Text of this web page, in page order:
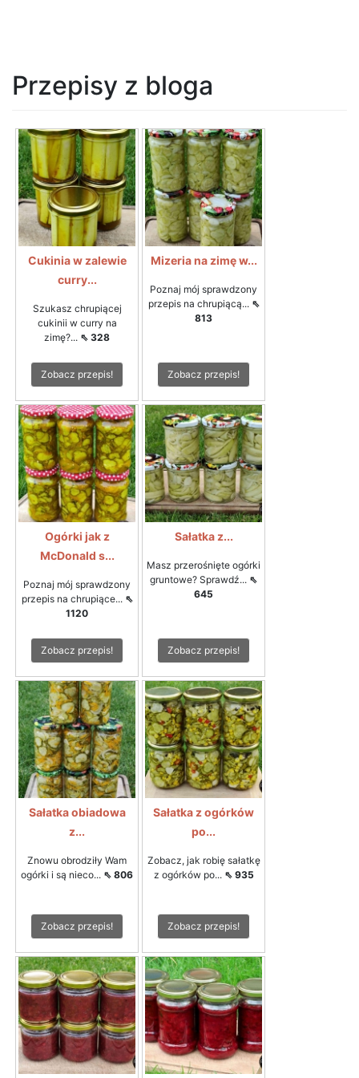
Przepisy z bloga
Cukinia w zalewie
curry...
Szukasz chrupiącej
cukinii w curry na
zimę?... ⇖ 328
Zobacz przepis!
Mizeria na zimę w...
Poznaj mój sprawdzony
przepis na chrupiącą... ⇖
813
Zobacz przepis!
Ogórki jak z
McDonald s...
Poznaj mój sprawdzony
przepis na chrupiące... ⇖
1120
Zobacz przepis!
Sałatka z...
Masz przerośnięte ogórki
gruntowe? Sprawdź... ⇖
645
Zobacz przepis!
Sałatka obiadowa
z...
Znowu obrodziły Wam
ogórki i są nieco... ⇖ 806
Zobacz przepis!
Sałatka z ogórków
po...
Zobacz, jak robię sałatkę
z ogórków po... ⇖ 935
Zobacz przepis!